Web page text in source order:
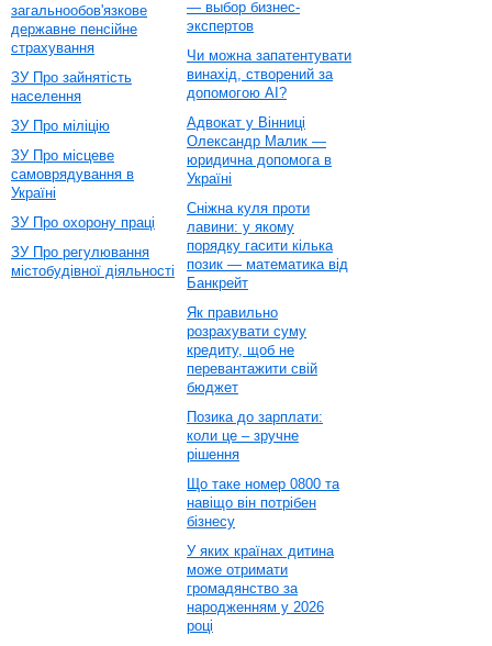
загальнообов'язкове
державне пенсійне
страхування
ЗУ Про зайнятість
населення
ЗУ Про міліцію
ЗУ Про місцеве
самоврядування в
Україні
ЗУ Про охорону праці
ЗУ Про регулювання
містобудівної діяльності
— выбор бизнес-
экспертов
Чи можна запатентувати
винахід, створений за
допомогою AI?
Адвокат у Вінниці
Олександр Малик —
юридична допомога в
Україні
Сніжна куля проти
лавини: у якому
порядку гасити кілька
позик — математика від
Банкрейт
Як правильно
розрахувати суму
кредиту, щоб не
перевантажити свій
бюджет
Позика до зарплати:
коли це – зручне
рішення
Що таке номер 0800 та
навіщо він потрібен
бізнесу
У яких країнах дитина
може отримати
громадянство за
народженням у 2026
році